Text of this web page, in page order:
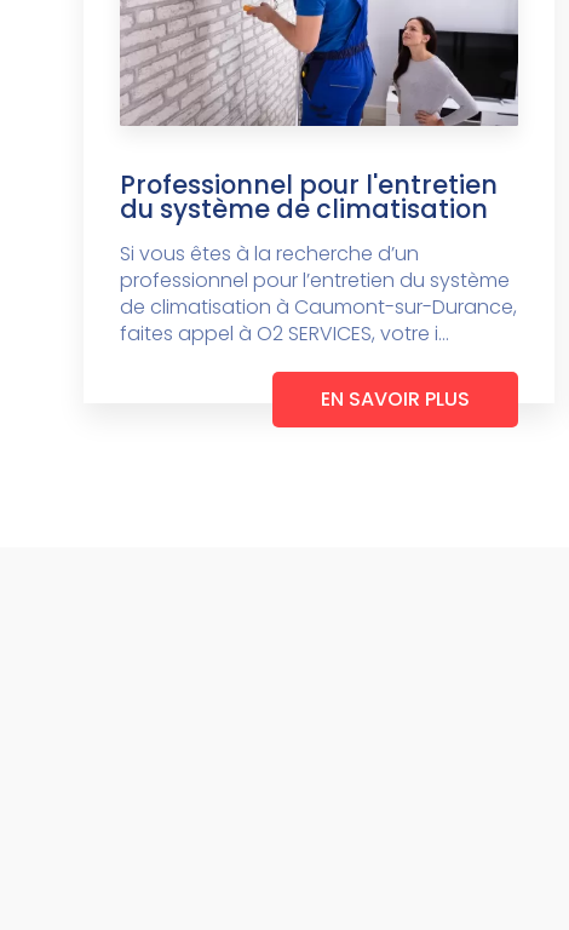
Professionnel pour l'entretien
du système de climatisation
Si vous êtes à la recherche d’un
professionnel pour l’entretien du système
de climatisation à Caumont-sur-Durance,
faites appel à O2 SERVICES, votre i...
EN SAVOIR PLUS